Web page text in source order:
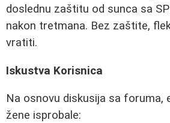
doslednu zaštitu od sunca sa
nakon tretmana. Bez zaštite,
vratiti.
Iskustva Korisnica
Na osnovu diskusija sa foruma,
žene isprobale: